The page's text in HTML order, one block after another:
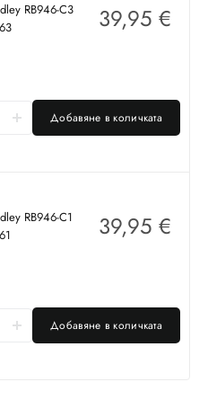
RB946-C3
39,95 €
Добавяне в количката
RB946-C1
39,95 €
Добавяне в количката